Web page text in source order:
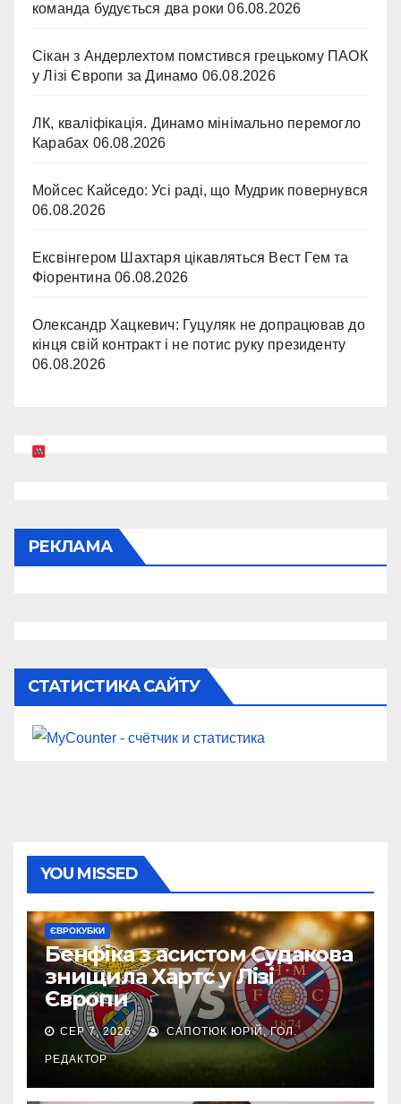
команда будується два роки 06.08.2026
Сікан з Андерлехтом помстився грецькому ПАОК
у Лізі Європи за Динамо 06.08.2026
ЛК, кваліфікація. Динамо мінімально перемогло
Карабах 06.08.2026
Мойсес Кайседо: Усі раді, що Мудрик повернувся
06.08.2026
Ексвінгером Шахтаря цікавляться Вест Гем та
Фіорентина 06.08.2026
Олександр Хацкевич: Гуцуляк не допрацював до
кінця свій контракт і не потис руку президенту
06.08.2026
РЕКЛАМА
СТАТИСТИКА САЙТУ
YOU MISSED
ЄВРОКУБКИ
Бенфіка з асистом Судакова
знищила Хартс у Лізі
Європи
СЕР 7, 2026 САПОТЮК ЮРІЙ, ГОЛ.
РЕДАКТОР